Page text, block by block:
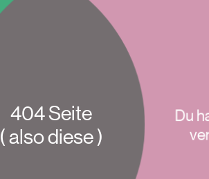
404 Seite
( also diese )
Du